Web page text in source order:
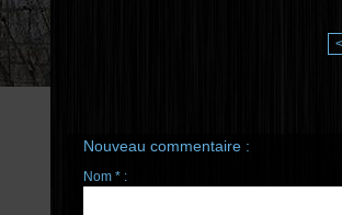
<
Nouveau commentaire :
Nom * :